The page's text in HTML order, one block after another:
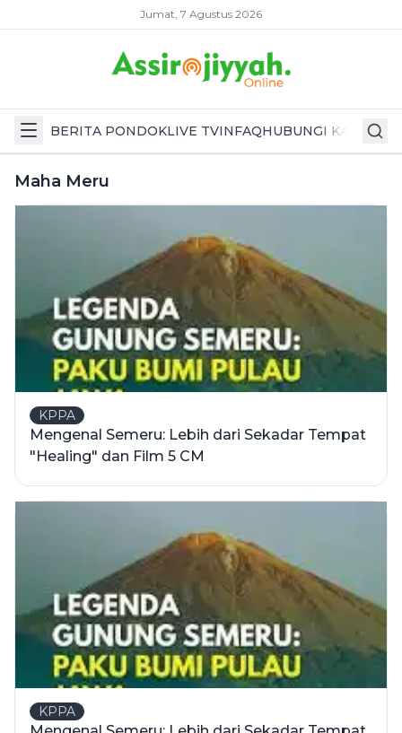
Jumat, 7 Agustus 2026
BERITA PONDOKLIVE TVINFAQHUBUNGI KAMI
Maha Meru
KPPA
Mengenal Semeru: Lebih dari Sekadar Tempat
"Healing" dan Film 5 CM
KPPA